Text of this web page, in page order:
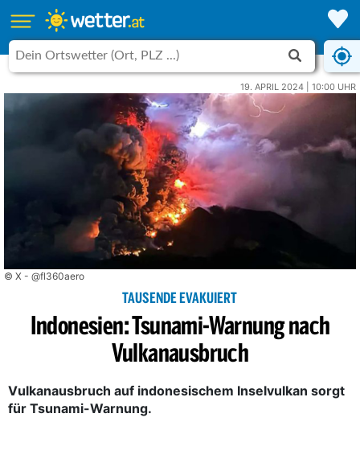
19. APRIL 2024 | 10:00 UHR
© X - @fl360aero
TAUSENDE EVAKUIERT
Indonesien: Tsunami-Warnung nach
Vulkanausbruch
Vulkanausbruch auf indonesischem Inselvulkan sorgt
für Tsunami-Warnung.